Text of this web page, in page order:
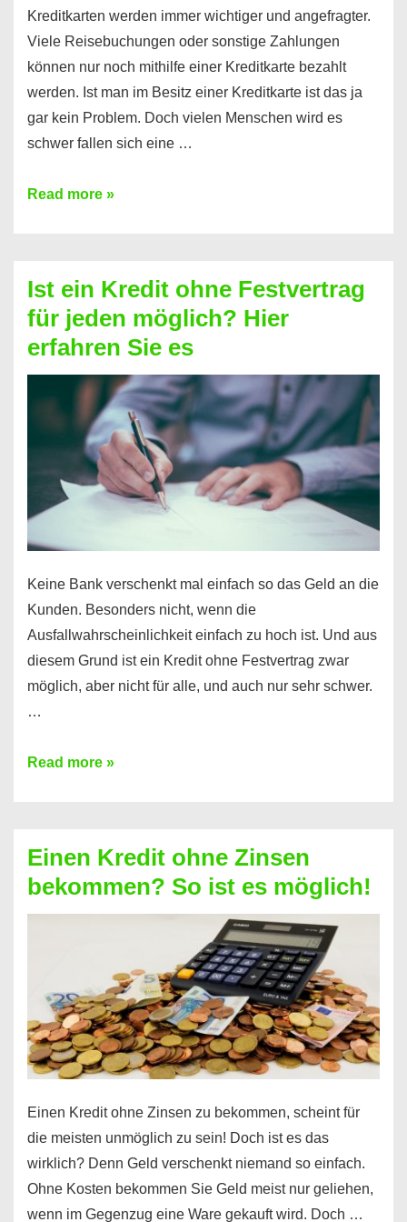
Kreditkarten werden immer wichtiger und angefragter.
Viele Reisebuchungen oder sonstige Zahlungen
können nur noch mithilfe einer Kreditkarte bezahlt
werden. Ist man im Besitz einer Kreditkarte ist das ja
gar kein Problem. Doch vielen Menschen wird es
schwer fallen sich eine …
Kreditkarte
Prepaid
ist
nicht
nur
für
Handy
möglich!
Read more »
Ist ein Kredit ohne Festvertrag
für jeden möglich? Hier
erfahren Sie es
Keine Bank verschenkt mal einfach so das Geld an die
Kunden. Besonders nicht, wenn die
Ausfallwahrscheinlichkeit einfach zu hoch ist. Und aus
diesem Grund ist ein Kredit ohne Festvertrag zwar
möglich, aber nicht für alle, und auch nur sehr schwer.
…
Ist
Festvertrag
für
jeden
erfahren
Sie
es
Read more »
Einen Kredit ohne Zinsen
bekommen? So ist es möglich!
Einen Kredit ohne Zinsen zu bekommen, scheint für
die meisten unmöglich zu sein! Doch ist es das
wirklich? Denn Geld verschenkt niemand so einfach.
Ohne Kosten bekommen Sie Geld meist nur geliehen,
wenn im Gegenzug eine Ware gekauft wird. Doch …